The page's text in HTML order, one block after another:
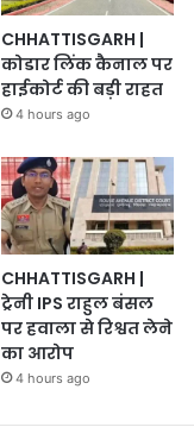
CHHATTISGARH |
कोडार लिंक कैनाल पर
हाईकोर्ट की बड़ी राहत
4 hours ago
CHHATTISGARH |
ट्रेनी IPS राहुल बंसल
पर हवाला से रिश्वत लेने
का आरोप
4 hours ago